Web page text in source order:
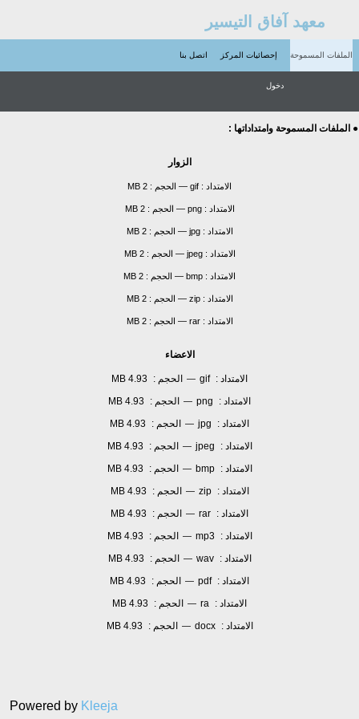
Powered by Kleeja
معهد آفاق التيسير
الملفات المسموحة إحصائيات المركز اتصل بنا
دخول
● الملفات المسموحة وامتداداتها :
الزوار
الامتداد : gif
— الحجم : 2 MB
الامتداد :png
— الحجم :2 MB
الامتداد :jpg
— الحجم :2 MB
الامتداد :jpeg
— الحجم :2 MB
الامتداد : bmp
— الحجم : 2 MB
الامتداد :zip
— الحجم :2 MB
الامتداد :rar
— الحجم :2 MB
الاعضاء
الامتداد : gif
— الحجم :
4.93 MB
الامتداد :
png
— الحجم :
4.93 MB
الامتداد :
jpg
— الحجم :
4.93 MB
الامتداد :
jpeg
— الحجم :
4.93 MB
الامتداد :
bmp
— الحجم :
4.93 MB
الامتداد :
zip
— الحجم :
4.93 MB
الامتداد : rar
— الحجم :
4.93 MB
الامتداد :
mp3
— الحجم :
4.93 MB
الامتداد :
wav
— الحجم :
4.93 MB
الامتداد : pdf
— الحجم :
4.93 MB
الامتداد : ra
— الحجم :
4.93 MB
الامتداد :
docx
— الحجم : 4.93 MB